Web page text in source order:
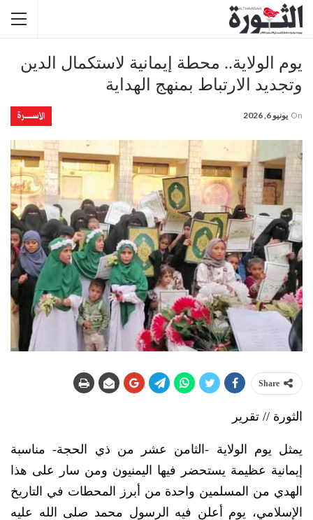
يوم الولاية.. محطة إيمانية لاستكمال الدين
وتجديد الارتباط بمنهج الهداية
الأســــــرة On يونيو 6, 2026
Share
الثورة // تقرير
يمثل يوم الولاية -الثامن عشر من ذي الحجة- مناسبة
إيمانية عظيمة يستحضر فيها اليمنيون ومن سار على هذا
الهدي من المسلمين واحدة من أبرز المحطات في التاريخ
الإسلامي، يوم أعلن فيه الرسول محمد صلى الله عليه